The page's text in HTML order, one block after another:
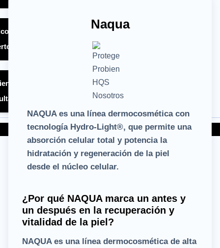
- Quiero ser
HQS ®
– Quiero
HQS ®
Naqua
NAQUA es una línea dermocosmética con
tecnología Hydro-Light®, que permite una
absorción celular total y potencia la
hidratación y regeneración de la piel
desde el núcleo celular.
¿Por qué NAQUA marca un antes y
un después en la recuperación y
vitalidad de la piel?
NAQUA es una línea dermocosmética de alta